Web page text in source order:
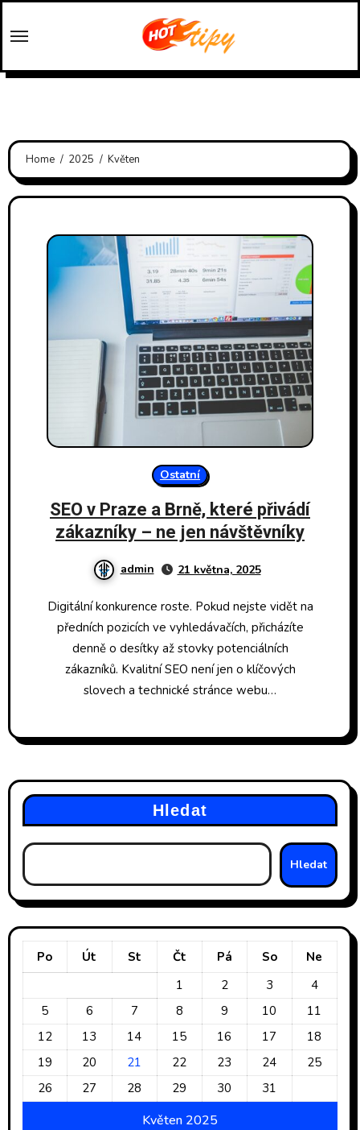
to
Home 2025 Květen
Ostatní
SEO v Praze a Brně, které přivádí
zákazníky – ne jen návštěvníky
admin 21 května, 2025
Digitální konkurence roste. Pokud nejste vidět na
předních pozicích ve vyhledávačích, přicházíte
denně o desítky až stovky potenciálních
zákazníků. Kvalitní SEO není jen o klíčových
slovech a technické stránce webu…
Hledat
Hledat
Květen 2025
Po Út St Čt Pá So
Ne
1
2 3
4
5
6 7 8 9 10
11
12
13 14 15 16 17
18
19
20 21 22 23 24
25
26
27 28 29 30 31